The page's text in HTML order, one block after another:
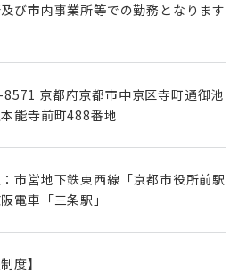
び市内事業所等での勤務となります
京都府京都市中京区寺町通御池
能寺前町488番地
市営地下鉄東西線「京都市役所前駅
電車「三条駅」
度】